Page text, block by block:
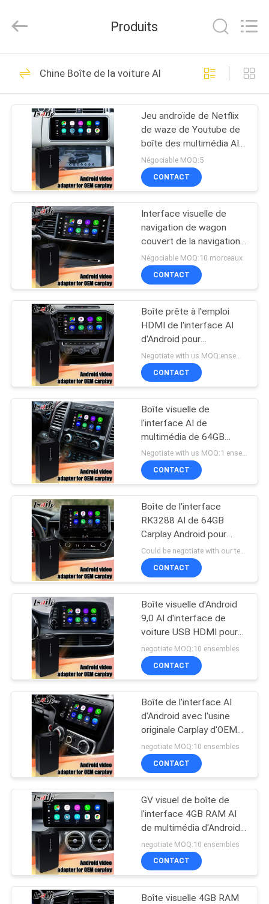
MAISON
PRODUITS
VIDÉOS
SUJET
NOUS
VISITE
D'USINE
CONTRÔLE
QUALITÉ
CONTACTEZ-
NOUS
NOUVELLES
CAS
PLAN
SITE
PRIVACY
POLICY
Automobile
Electron
Rights
Boîte de navigation
de voiture
70
Boîte de navigation
d'Android
56
Boîte de navigation
de GPS
Lexus Video
Interface
130
NISSAN Multimedia
Interface
52
Lexus Android
Screen
Écran de multimédia
de voiture
Produits
Chine Boîte de la voiture AI
Jeu androïde de Netflix
de waze de Youtube de
boîte des multimédia AI
de voiture de Rover
Range Rover de terre
Négociable MOQ:5
CONTACT
Interface visuelle de
navigation de wagon
couvert de la navigation
AI de Peugeot Citroen
GPS
Négociable MOQ:10 morceaux
CONTACT
Boîte prête à l'emploi
HDMI de l'interface AI
d'Android pour
Volkswagen
CONTACT
Boîte visuelle de
l'interface AI de
multimédia de 64GB
Android pour des
voitures de Ford SYNC3
Negotiate with us MOQ:1 ensembles
CONTACT
Boîte de l'interface
RK3288 AI de 64GB
Carplay Android pour
Toyota Corolla RAV4
Camry
Could be negotiate with our team MOQ:1 morceau
CONTACT
Boîte visuelle d'Android
9,0 AI d'interface de
voiture USB HDMI pour
des voitures de Hyundai
Kia avec carplay
negotiate MOQ:10 ensembles
CONTACT
Boîte de l'interface AI
d'Android avec l'usine
originale Carplay d'OEM
sur Honda et d'autres
modèles de voiture
negotiate MOQ:10 ensembles
CONTACT
GV visuel de boîte de
l'interface 4GB RAM AI
de multimédia d'Android
10 pour Mercedes avec
Carplay
negotiate MOQ:10 ensembles
CONTACT
Boîte visuelle 4GB RAM